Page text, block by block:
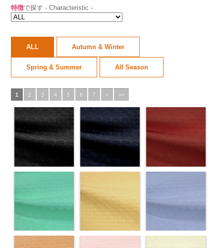
特徴で探す - Characteristic -
ALL Autumn & Winter
Spring & Summer All Season
1 2 3 4 5 6 7 > >>